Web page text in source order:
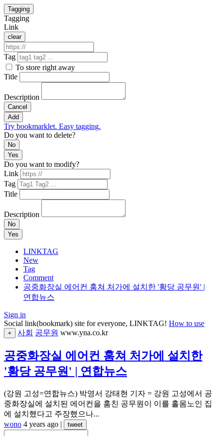
Tagging
Tagging
Link
clear
Tag
To store right away
Title
Description
Cancel
Add
Try bookmarklet. Easy tagging.
Do you want to delete?
No
Yes
Do you want to modify?
Link
Tag
Title
Description
No
Yes
LINKTAG
New
Tag
Comment
공중화장실 에어컨 훔쳐 처가에 설치한 '황당 공무원' |
연합뉴스
Sign in
Social link(bookmark) site for everyone, LINKTAG! How to use
+ 사회 공무원 www.yna.co.kr
공중화장실 에어컨 훔쳐 처가에 설치한
'황당 공무원' | 연합뉴스
(강원 고성=연합뉴스) 박영서 강태현 기자 = 강원 고성에서 공
중화장실에 설치된 에어컨을 훔친 공무원이 이를 홀몸노인 집
에 설치했다고 주장했으나...
wono 4 years ago | tweet